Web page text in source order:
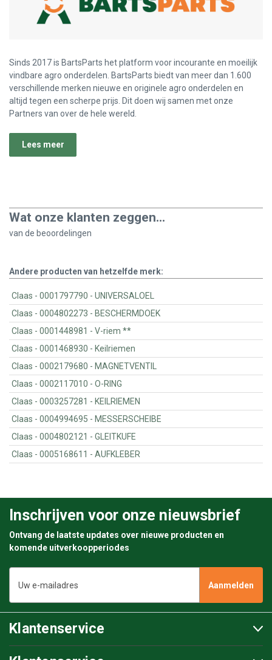
Sinds 2017 is BartsParts het platform voor incourante en moeilijk
vindbare agro onderdelen. BartsParts biedt van meer dan 1.600
verschillende merken nieuwe en originele agro onderdelen en
altijd tegen een scherpe prijs. Dit doen wij samen met onze
Partners van over de hele wereld.
Lees meer
Wat onze klanten zeggen...
van de beoordelingen
Andere producten van hetzelfde merk:
Claas - 0001797790 - UNIVERSALOEL
Claas - 0004802273 - BESCHERMDOEK
Claas - 0001448981 - V-riem **
Claas - 0001468930 - Keilriemen
Claas - 0002179680 - MAGNETVENTIL
Claas - 0002117010 - O-RING
Claas - 0003257281 - KEILRIEMEN
Claas - 0004994695 - MESSERSCHEIBE
Claas - 0004802121 - GLEITKUFE
Claas - 0005168611 - AUFKLEBER
Inschrijven voor onze nieuwsbrief
Ontvang de laatste updates over nieuwe producten en
komende uitverkoopperiodes
mailadres
Klantenservice